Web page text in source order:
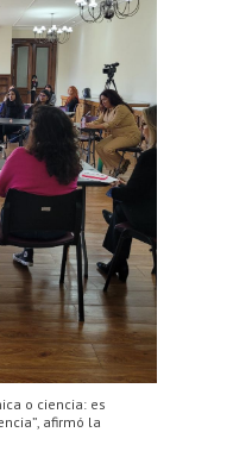
o ciencia: es
afirmó la